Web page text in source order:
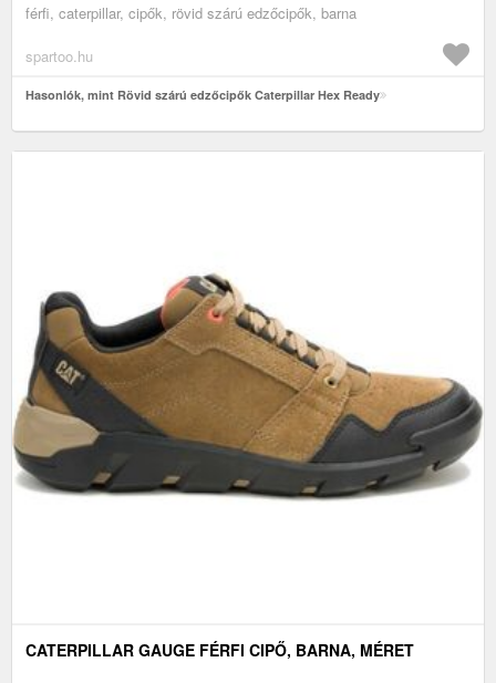
férfi, caterpillar, cipők, rövid szárú edzőcipők, barna
spartoo.hu
Hasonlók, mint Rövid szárú edzőcipők Caterpillar Hex Ready
CATERPILLAR GAUGE FÉRFI CIPŐ, BARNA, MÉRET